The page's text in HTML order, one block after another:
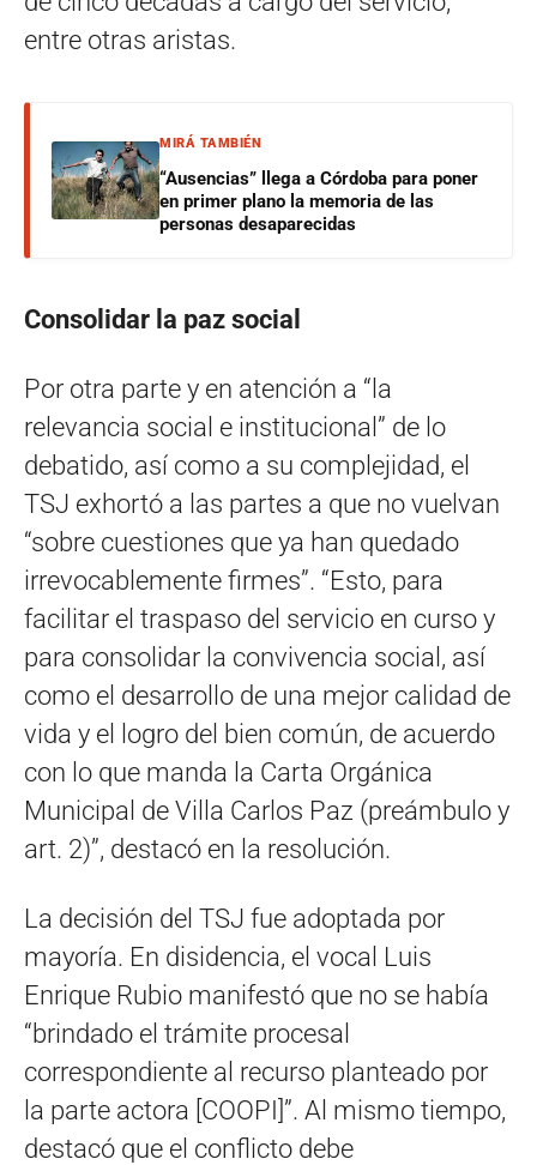
entre otras aristas.
MIRÁ TAMBIÉN
“Ausencias” llega a Córdoba para poner
en primer plano la memoria de las
personas desaparecidas
Consolidar la paz social
Por otra parte y en atención a “la
relevancia social e institucional” de lo
debatido, así como a su complejidad, el
TSJ exhortó a las partes a que no vuelvan
“sobre cuestiones que ya han quedado
irrevocablemente firmes”. “Esto, para
facilitar el traspaso del servicio en curso y
para consolidar la convivencia social, así
como el desarrollo de una mejor calidad de
vida y el logro del bien común, de acuerdo
con lo que manda la Carta Orgánica
Municipal de Villa Carlos Paz (preámbulo y
art. 2)”, destacó en la resolución.
La decisión del TSJ fue adoptada por
mayoría. En disidencia, el vocal Luis
Enrique Rubio manifestó que no se había
“brindado el trámite procesal
correspondiente al recurso planteado por
la parte actora [COOPI]”. Al mismo tiempo,
destacó que el conflicto debe